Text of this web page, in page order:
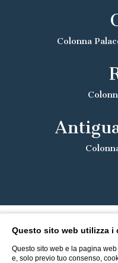
Colonna
Questo sito web utilizza i
Questo sito web e la pagina
e, solo previo tuo consenso,